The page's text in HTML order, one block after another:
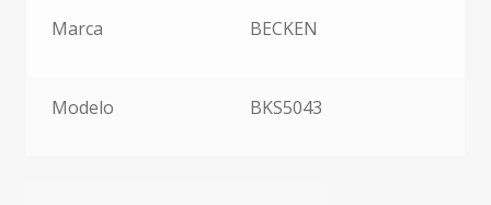
Marca BECKEN
Modelo BKS5043